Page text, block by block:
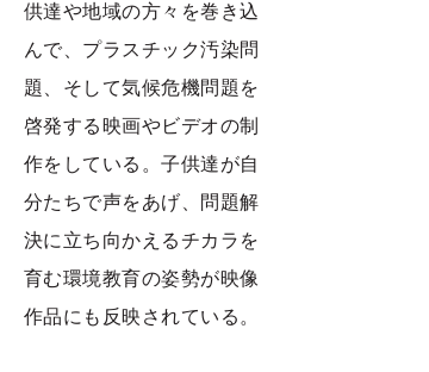
供達や地域の方々を巻き込
んで、プラスチック汚染問
題、そして気候危機問題を
啓発する映画やビデオの制
作をしている。子供達が自
分たちで声をあげ、問題解
決に立ち向かえるチカラを
育む環境教育の姿勢が映像
作品にも反映されている。